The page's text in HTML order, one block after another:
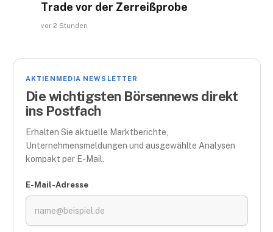
Trade vor der Zerreißprobe
vor 2 Stunden
AKTIENMEDIA NEWSLETTER
Die wichtigsten Börsennews direkt
ins Postfach
Erhalten Sie aktuelle Marktberichte,
Unternehmensmeldungen und ausgewählte Analysen
kompakt per E-Mail.
E-Mail-Adresse